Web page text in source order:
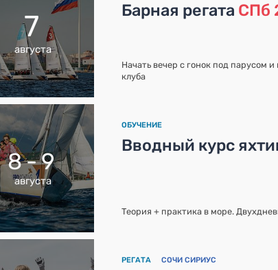
7
августа
Барная регата СПб
Начать вечер с гонок под парусом
клуба
8 - 9
августа
ОБУЧЕНИЕ
Вводный курс
Теория + практика в море.
РЕГАТА СОЧИ СИРИУС